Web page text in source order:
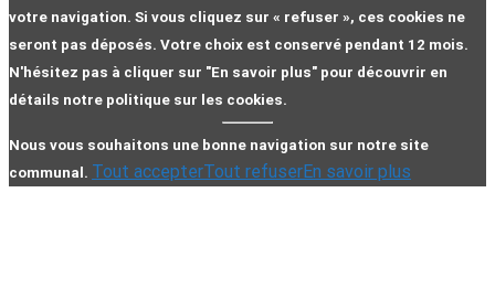
votre navigation. Si vous cliquez sur « refuser », ces cookies ne
seront pas déposés. Votre choix est conservé pendant 12 mois.
N'hésitez pas à cliquer sur "En savoir plus" pour découvrir en
détails notre politique sur les cookies.
Nous vous souhaitons une bonne navigation sur notre site
communal. Tout accepterTout refuserEn savoir plus